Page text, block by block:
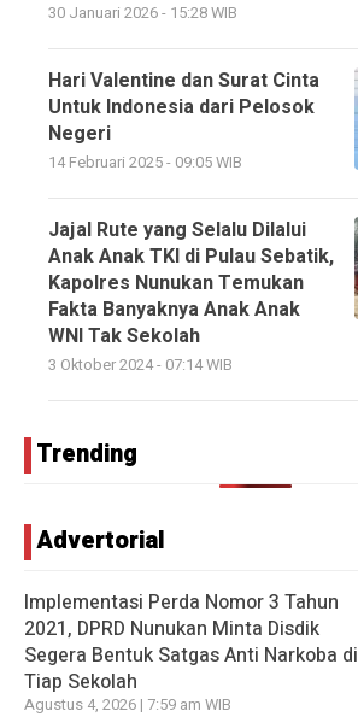
30 Januari 2026 - 15:28 WIB
Hari Valentine dan Surat Cinta
Untuk Indonesia dari Pelosok
Negeri
14 Februari 2025 - 09:05 WIB
Jajal Rute yang Selalu Dilalui
Anak Anak TKI di Pulau Sebatik,
Kapolres Nunukan Temukan
Fakta Banyaknya Anak Anak
WNI Tak Sekolah
3 Oktober 2024 - 07:14 WIB
Trending
Advertorial
Implementasi Perda Nomor 3 Tahun
2021, DPRD Nunukan Minta Disdik
Segera Bentuk Satgas Anti Narkoba di
Tiap Sekolah
Agustus 4, 2026 | 7:59 am WIB